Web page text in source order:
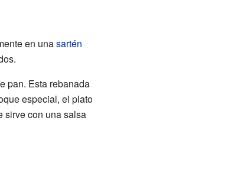
en unasartén
pan. Esta rebanada
especial, el plato
sirve con una salsa